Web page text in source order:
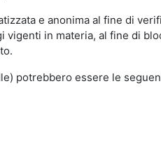
e anonima al fine di
in materia, al fine di
potrebbero essere le